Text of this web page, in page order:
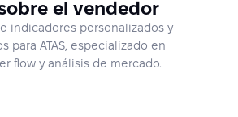
el vendedor
indicadores personalizados y
para ATAS, especializado en
flow y análisis de mercado.